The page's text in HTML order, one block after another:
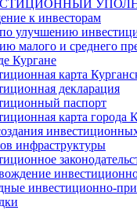
к инвесторам
улучшению
малого и среднего
Кургане
карта
декларация
паспорт
карта города
инфраструктуры
инвестиционно-